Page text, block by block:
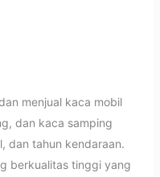
menjual kaca mobil
dan kaca samping
dan tahun kendaraan.
berkualitas tinggi yang